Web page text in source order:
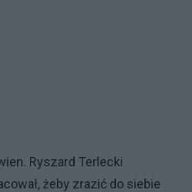
Ryszard Terlecki
żeby zrazić do siebie